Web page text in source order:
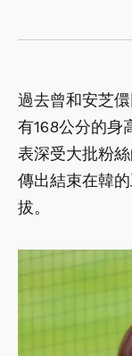
過去曾和安芝
有168公分的身
表深受大批粉
傳出結束在韓
拔。